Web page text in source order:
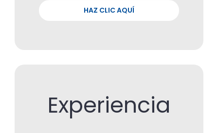
HAZ CLIC AQUÍ
Experiencia